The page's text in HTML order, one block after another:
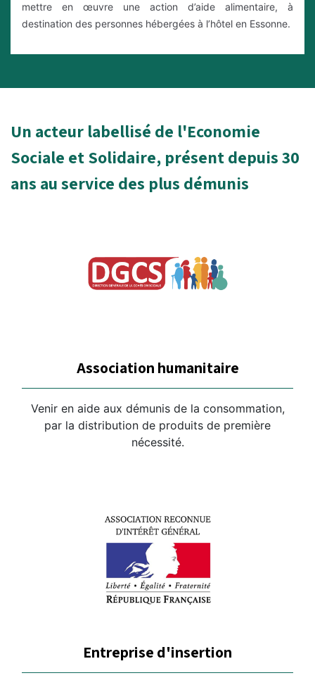
mettre en œuvre une action d’aide alimentaire, à
destination des personnes hébergées à l’hôtel en Essonne.
Un acteur labellisé de l'Economie
Sociale et Solidaire, présent depuis 30
ans au service des plus démunis
Association humanitaire
Venir en aide aux démunis de la consommation,
par la distribution de produits de première
nécessité.
Entreprise d'insertion